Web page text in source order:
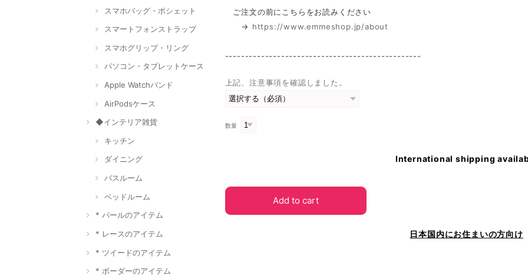
スマホバッグ・ポシェット
スマートフォンストラップ
スマホグリップ・リング
パソコン・タブレットケース
Apple Watchバンド
AirPodsケース
◆インテリア雑貨
キッチン
ダイニング
バスルーム
ベッドルーム
* パールのアイテム
* レースのアイテム
* ツイードのアイテム
* ボーダーのアイテム
ご注文の前にこちらをお読みください
→ https://www.emmeshop.jp/about
-------------------------------------------------
上記、注意事項を確認しました。
数量
International shipping
Add to cart
日本国内にお住まいの方向け